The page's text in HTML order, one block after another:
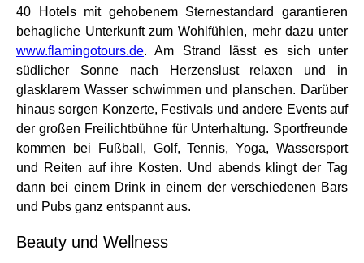
40 Hotels mit gehobenem Sternestandard garantieren
behagliche Unterkunft zum Wohlfühlen, mehr dazu unter
www.flamingotours.de. Am Strand lässt es sich unter
südlicher Sonne nach Herzenslust relaxen und in
glasklarem Wasser schwimmen und planschen. Darüber
hinaus sorgen Konzerte, Festivals und andere Events auf
der großen Freilichtbühne für Unterhaltung. Sportfreunde
kommen bei Fußball, Golf, Tennis, Yoga, Wassersport
und Reiten auf ihre Kosten. Und abends klingt der Tag
dann bei einem Drink in einem der verschiedenen Bars
und Pubs ganz entspannt aus.
Beauty und Wellness